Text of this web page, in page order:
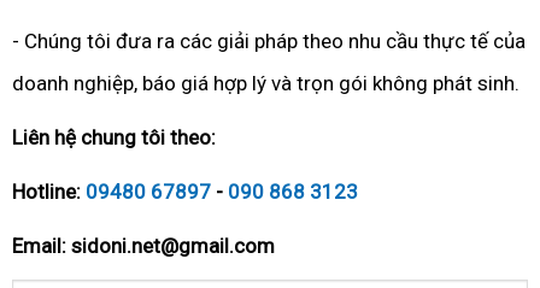
- Chúng tôi đưa ra các giải pháp theo nhu cầu thực tế của
doanh nghiệp, báo giá hợp lý và trọn gói không phát sinh.
Liên hệ chung tôi theo:
Hotline: 09480 67897 - 090 868 3123
Email: sidoni.net@gmail.com